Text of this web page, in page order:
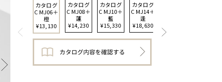
カタログ
C MJ06＋
橙
¥13,130
カタログ
C MJ08＋
蓮
¥14,230
カタログ
C MJ10＋
藍
¥15,330
カタログ
C MJ14＋
逢
¥18,630